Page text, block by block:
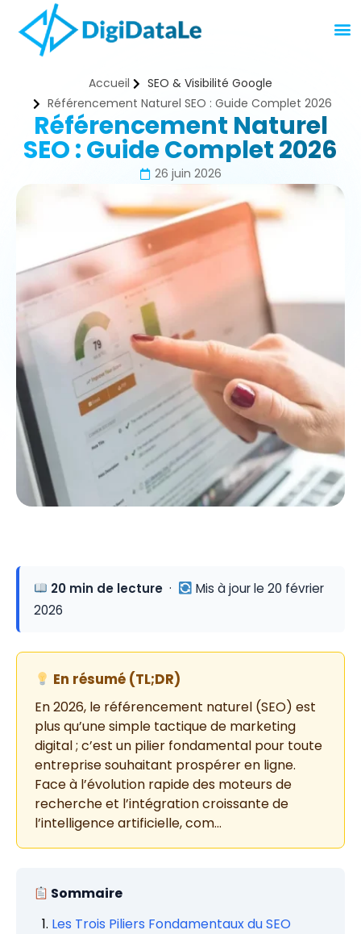
Accueil
SEO & Visibilité Google
Référencement Naturel SEO : Guide Complet 2026
Référencement Naturel
SEO : Guide Complet 2026
26 juin 2026
20 min de lecture ·
Mis à jour le 20 février
2026
En résumé (TL;DR)
En 2026, le référencement naturel (SEO) est
plus qu’une simple tactique de marketing
digital ; c’est un pilier fondamental pour toute
entreprise souhaitant prospérer en ligne.
Face à l’évolution rapide des moteurs de
recherche et l’intégration croissante de
l’intelligence artificielle, com…
Sommaire
Les Trois Piliers Fondamentaux du SEO